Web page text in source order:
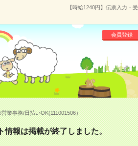
【時給1240円】伝票入力・
会員登録
業事務/日払いOK(111001506）
情報は掲載が終了しました。